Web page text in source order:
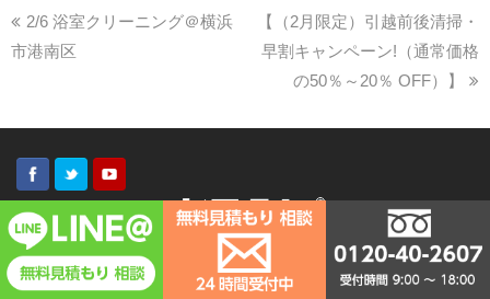
2/6 浴室クリーニング＠横浜
市港南区
【（2月限定）引越前後清掃・
早割キャンペーン!（通常価格
の50％～20％ OFF）】